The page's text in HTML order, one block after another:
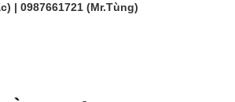
| 0987661721 (Mr.Tùng)